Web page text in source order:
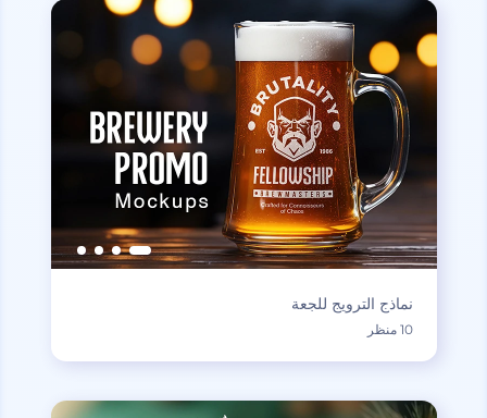
نماذج الترويج للجعة
10 منظر